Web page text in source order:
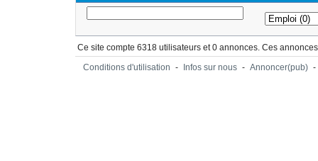
Ce site compte 6318 utilisateurs et 0 annonces. Ces
Conditions d'utilisation - Infos sur nous - Annoncer(pub) -